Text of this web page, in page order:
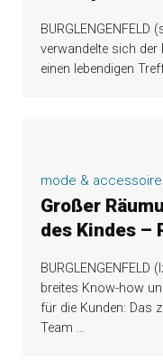
verwandelte sich der
einen lebendigen
mode &
Großer
des Kindes –
BURGLENGENFELD
breites Know-how
für die Kunden: Das
Team …